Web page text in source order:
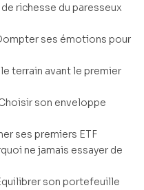
richesse du paresseux
ses émotions pour
terrain avant le premier
son enveloppe
ses premiers ETF
ne jamais essayer de
son portefeuille